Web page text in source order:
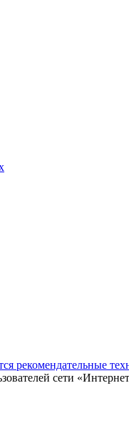
рекомендательные
сети